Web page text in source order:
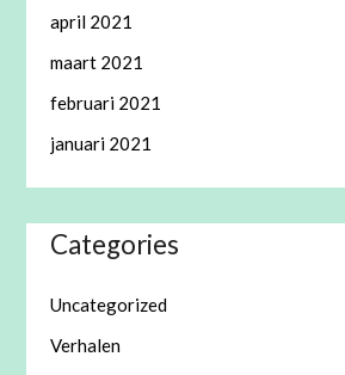
april 2021
maart 2021
februari 2021
januari 2021
Categories
Uncategorized
Verhalen